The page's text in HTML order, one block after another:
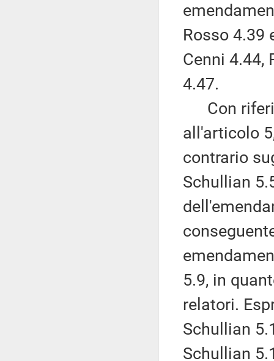
Rosso 4.39
Cenni 4.44,
4.47.
Con
all'articolo
contrario
Schullian
5.9, in
relatori.
Schullian
Schullian